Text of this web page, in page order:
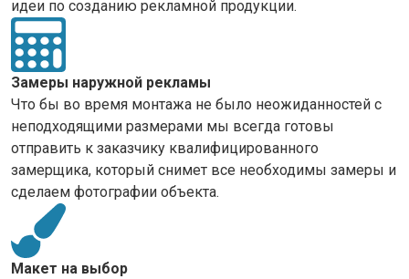
идеи по созданию рекламной продукции.
Замеры наружной рекламы
Что бы во время монтажа не было неожиданностей с
неподходящими размерами мы всегда готовы
отправить к заказчику квалифицированного
замерщика, который снимет все необходимы замеры и
сделаем фотографии объекта.
Макет на выбор